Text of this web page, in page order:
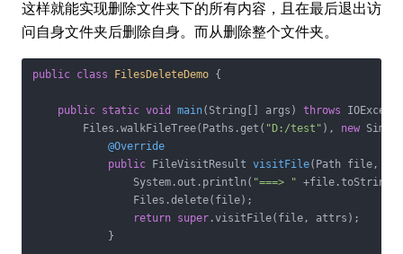
这样就能实现删除文件夹下的所有内容，且在最后退出访
问自身文件夹后删除自身。而从删除整个文件夹。
public class FilesDeleteDemo {
public static void main(String[] args) throws
        Files.walkFileTree(Paths.get(
"D:/test" ), new
@Override
public FileVisitResult visitFile(Path file,
                System.out.println(
"===> "
                Files.delete(file);
return super .visitFile(file, attrs);
            }